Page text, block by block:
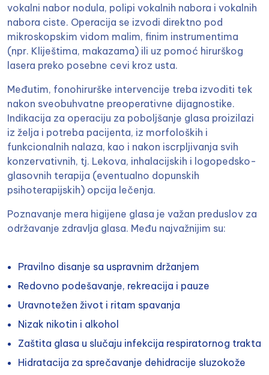
vokalni nabor nodula, polipi vokalnih nabora i vokalnih
nabora ciste. Operacija se izvodi direktno pod
mikroskopskim vidom malim, finim instrumentima
(npr. Kliještima, makazama) ili uz pomoć hirurškog
lasera preko posebne cevi kroz usta.
Međutim, fonohirurške intervencije treba izvoditi tek
nakon sveobuhvatne preoperativne dijagnostike.
Indikacija za operaciju za poboljšanje glasa proizilazi
iz želja i potreba pacijenta, iz morfoloških i
funkcionalnih nalaza, kao i nakon iscrpljivanja svih
konzervativnih, tj. Lekova, inhalacijskih i logopedsko-
glasovnih terapija (eventualno dopunskih
psihoterapijskih) opcija lečenja.
Poznavanje mera higijene glasa je važan preduslov za
održavanje zdravlja glasa. Među najvažnijim su:
Pravilno disanje sa uspravnim držanjem
Redovno podešavanje, rekreacija i pauze
Uravnotežen život i ritam spavanja
Nizak nikotin i alkohol
Zaštita glasa u slučaju infekcija respiratornog trakta
Hidratacija za sprečavanje dehidracije sluzokože